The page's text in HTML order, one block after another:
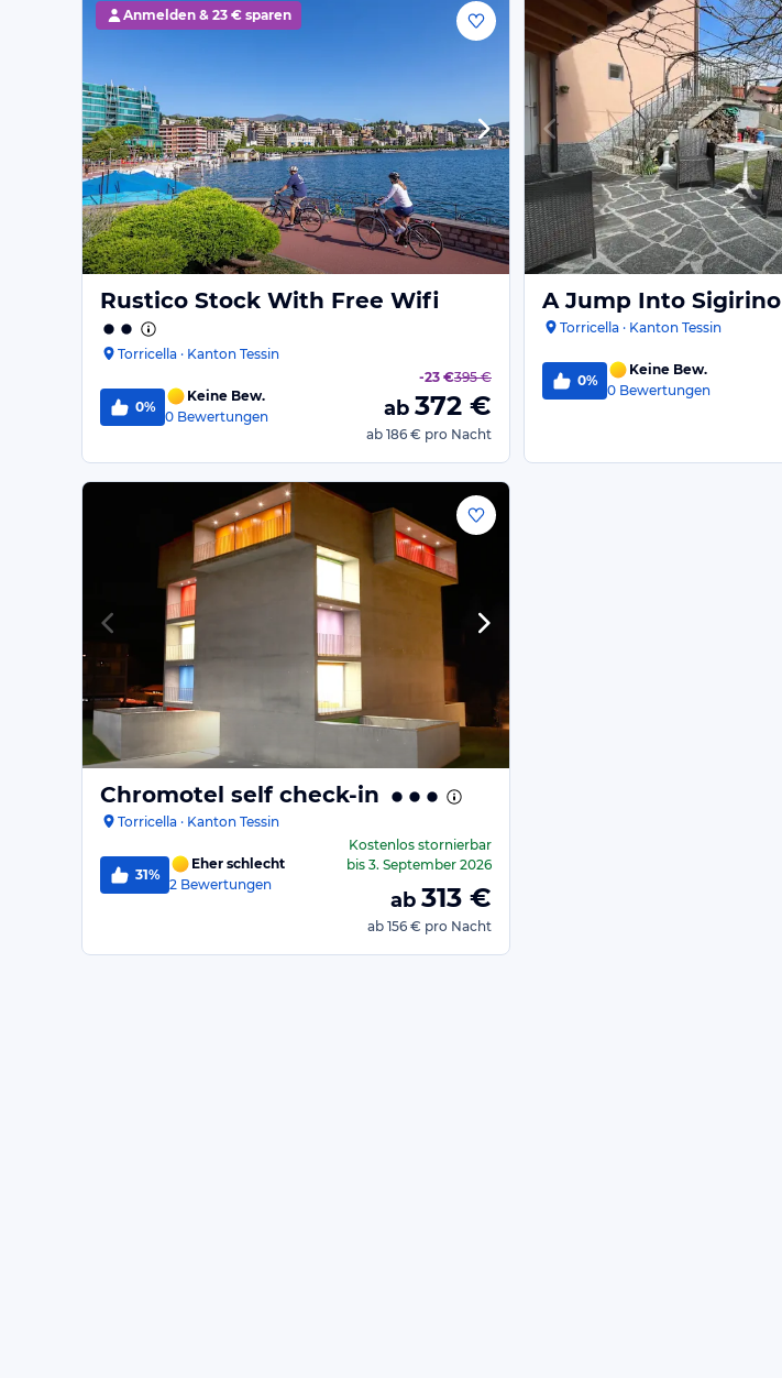
Anmelden & 23 € sparen
Rustico Stock With Free Wifi
Torricella · Kanton Tessin
0%
Keine Bew.
0 Bewertungen
-23 €395 €
ab 372 €
ab 186 € pro Nacht
A Jump Into Sigirino
Torricella · Kanton Tessin
0%
Keine Bew.
0 Bewertungen
Chromotel self check-in
Torricella · Kanton Tessin
31%
Eher schlecht
2 Bewertungen
Kostenlos stornierbar
bis 3. September 2026
ab 313 €
ab 156 € pro Nacht